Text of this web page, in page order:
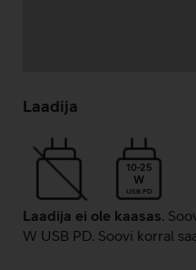
laadimine
Laadija
10-25
W
USB PD
Laadija ei ole kaasas.
W USB PD. Soovi korral